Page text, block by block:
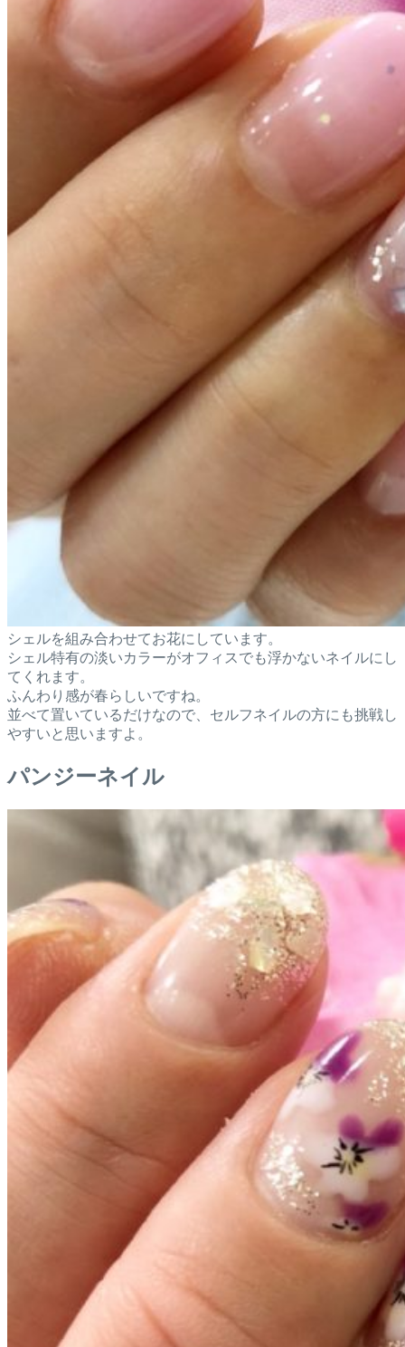
シェルを組み合わせてお花にしています。
シェル特有の淡いカラーがオフィスでも浮かないネイルにし
てくれます。
ふんわり感が春らしいですね。
並べて置いているだけなので、セルフネイルの方にも挑戦し
やすいと思いますよ。
パンジーネイル